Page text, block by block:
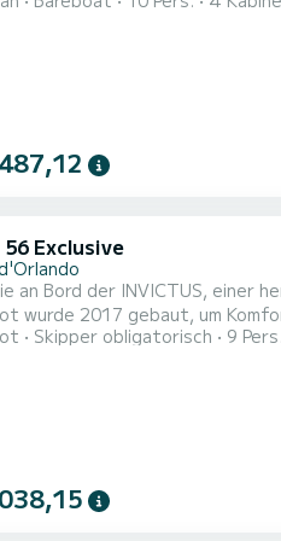
Exclusive
an Bord der INVICTUS, einer
2017 gebaut, um Komfort und Leistung zu
Bordkapazität von 9 Personen.
Skipper obligatorisch 9 Pers.